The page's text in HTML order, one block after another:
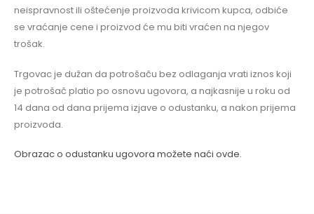
neispravnost ili oštećenje proizvoda krivicom kupca, odbiće
se vraćanje cene i proizvod će mu biti vraćen na njegov
trošak.
Trgovac je dužan da potrošaču bez odlaganja vrati iznos koji
je potrošač platio po osnovu ugovora, a najkasnije u roku od
14 dana od dana prijema izjave o odustanku, a nakon prijema
proizvoda.
Obrazac o odustanku ugovora možete naći ovde.